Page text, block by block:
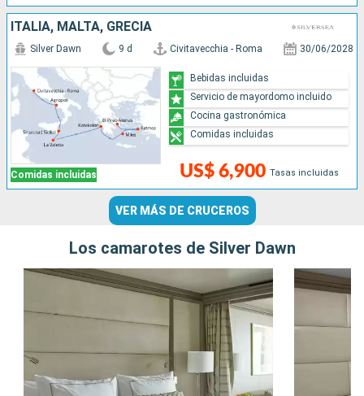
ITALIA, MALTA, GRECIA
Comidas incluidas
Silver Dawn 9 d Civitavecchia - Roma 30/06/2028
US$ 6,900 Tasas incluidas
Bebidas incluidas
Servicio de mayordomo incluido
Cocina gastronómica
Comidas incluidas
VER MÁS DE CRUCEROS
Los camarotes de Silver Dawn